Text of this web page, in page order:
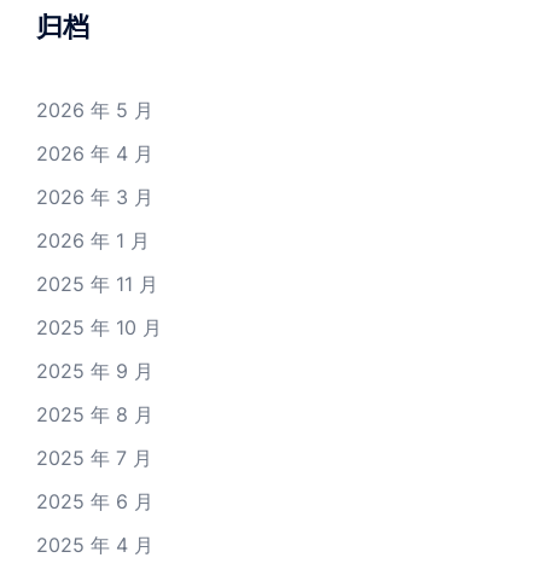
归档
2026 年 5 月
2026 年 4 月
2026 年 3 月
2026 年 1 月
2025 年 11 月
2025 年 10 月
2025 年 9 月
2025 年 8 月
2025 年 7 月
2025 年 6 月
2025 年 4 月